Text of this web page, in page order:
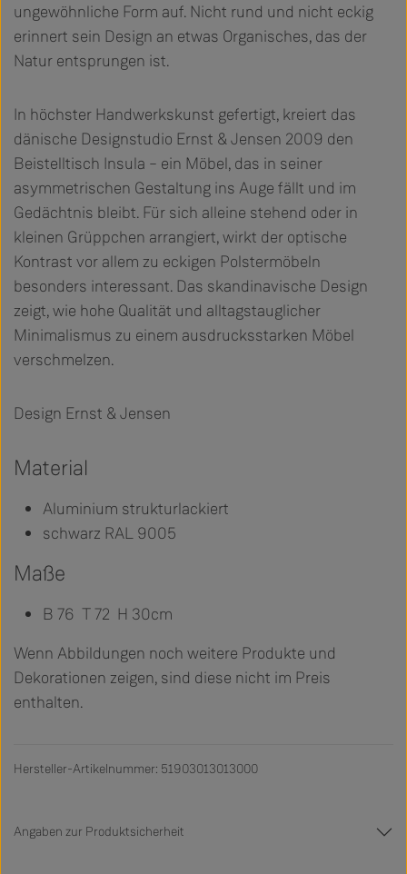
ungewöhnliche Form auf. Nicht rund und nicht eckig
erinnert sein Design an etwas Organisches, das der
Natur entsprungen ist.
In höchster Handwerkskunst gefertigt, kreiert das
dänische Designstudio Ernst & Jensen 2009 den
Beistelltisch Insula – ein Möbel, das in seiner
asymmetrischen Gestaltung ins Auge fällt und im
Gedächtnis bleibt. Für sich alleine stehend oder in
kleinen Grüppchen arrangiert, wirkt der optische
Kontrast vor allem zu eckigen Polstermöbeln
besonders interessant. Das skandinavische Design
zeigt, wie hohe Qualität und alltagstauglicher
Minimalismus zu einem ausdrucksstarken Möbel
verschmelzen.
Design Ernst & Jensen
Material
Aluminium strukturlackiert
schwarz RAL 9005
Maße
B 76 T 72 H 30cm
Wenn Abbildungen noch weitere Produkte und
Dekorationen zeigen, sind diese nicht im Preis
enthalten.
Hersteller-Artikelnummer: 51903013013000
Angaben zur Produktsicherheit